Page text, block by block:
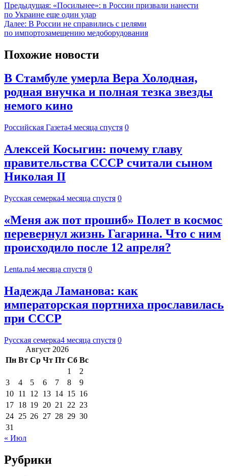
Предыдущая: «Посильнее»: в России призвали нанести
по Украине еще один удар
Далее: В России не справились с целями
по импортозамещению медоборудования
Похожие новости
В Стамбуле умерла Вера Холодная,
родная внучка и полная тезка звезды
немого кино
Российская Газета4 месяца спустя 0
Алексей Косыгин: почему главу
правительства СССР считали сыном
Николая II
Русская семерка4 месяца спустя 0
«Меня аж пот прошиб» Полет в космос
перевернул жизнь Гагарина. Что с ним
происходило после 12 апреля?
Lenta.ru4 месяца спустя 0
Надежда Ламанова: как
императорская портниха прославилась
при СССР
Русская семерка4 месяца спустя 0
Август 2026
Пн Вт Ср Чт Пт Сб Вс
1
2
3
4 5 6 7 8
9
10 11 12 13 14 15 16
17 18 19 20 21 22 23
24 25 26 27 28 29 30
31
« Июл
Рубрики